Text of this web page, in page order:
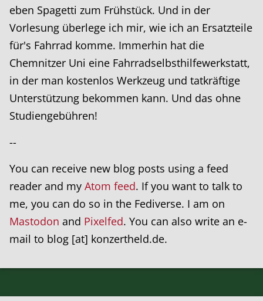
eben Spagetti zum Frühstück. Und in der
Vorlesung überlege ich mir, wie ich an Ersatzteile
für's Fahrrad komme. Immerhin hat die
Chemnitzer Uni eine Fahrradselbsthilfewerkstatt,
in der man kostenlos Werkzeug und tatkräftige
Unterstützung bekommen kann. Und das ohne
Studiengebühren!
--
You can receive new blog posts using a feed
reader and my Atom feed. If you want to talk to
me, you can do so in the Fediverse. I am on
Mastodon and Pixelfed. You can also write an e-
mail to blog [at] konzertheld.de.